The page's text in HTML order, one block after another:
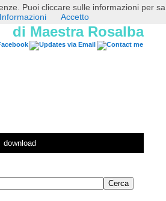
di Maestra Rosalba
download
Puoi cliccare sulle informazioni per
Accetto